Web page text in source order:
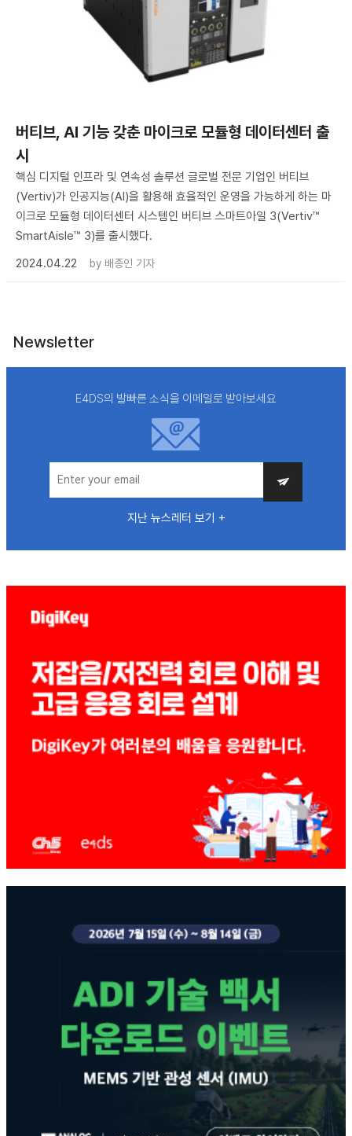
버티브, AI 기능 갖춘 마이크로 모듈형 데이터센터 출
시
핵심 디지털 인프라 및 연속성 솔루션 글로벌 전문 기업인 버티브
(Vertiv)가 인공지능(AI)을 활용해 효율적인 운영을 가능하게 하는 마
이크로 모듈형 데이터센터 시스템인 버티브 스마트아일 3(Vertiv™
SmartAisle™ 3)를 출시했다.
2024.04.22
by 배종인 기자
Newsletter
E4DS의 발빠른 소식을 이메일로 받아보세요
지난 뉴스레터 보기 +